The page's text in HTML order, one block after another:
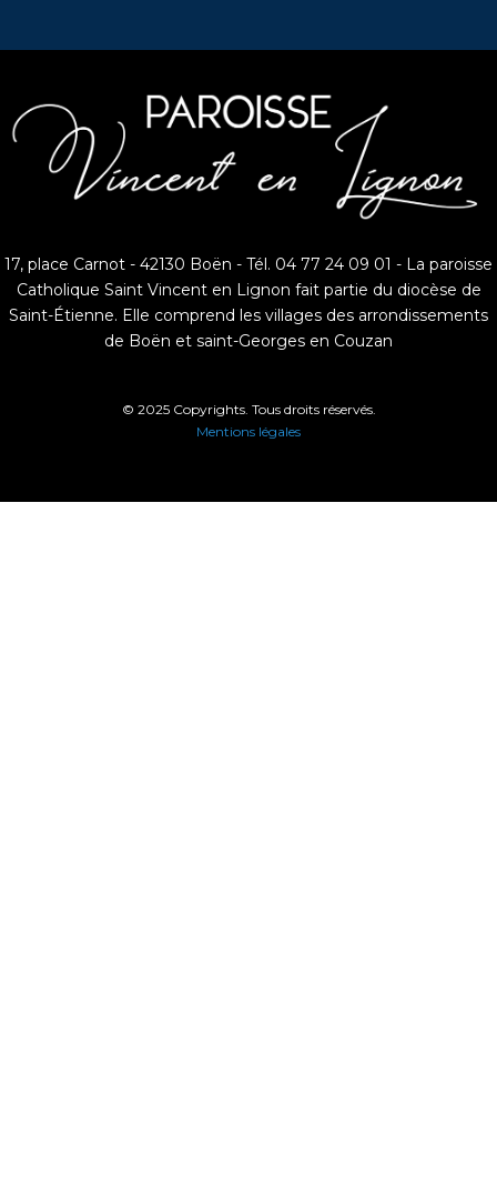
17, place Carnot - 42130 Boën - Tél. 04 77 24 09 01 - La paroisse
Catholique Saint Vincent en Lignon fait partie du diocèse de
Saint-Étienne. Elle comprend les villages des arrondissements
de Boën et saint-Georges en Couzan
© 2025 Copyrights. Tous droits réservés.
Mentions légales